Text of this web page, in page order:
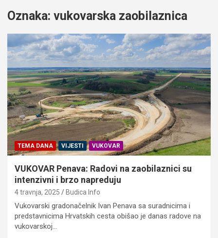
Oznaka: vukovarska zaobilaznica
TEMA DANA VIJESTI VUKOVAR
VUKOVAR Penava: Radovi na zaobilaznici su
intenzivni i brzo napreduju
4 travnja, 2025 Budica Info
Vukovarski gradonačelnik Ivan Penava sa suradnicima i
predstavnicima Hrvatskih cesta obišao je danas radove na
vukovarskoj…